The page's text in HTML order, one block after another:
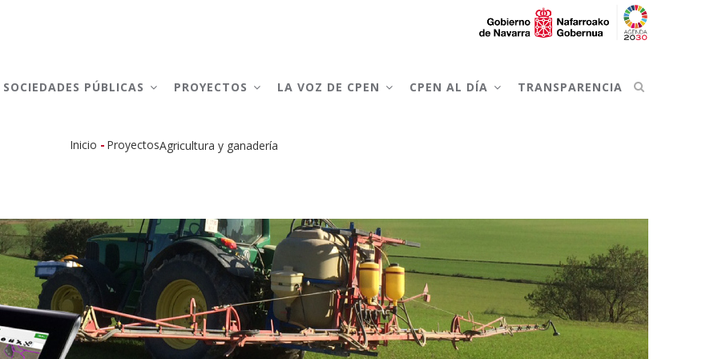
SOCIEDADES PÚBLICAS PROYECTOS LA VOZ DE CPEN CPEN AL DÍA TRANSPARENCIA
de
ayuda
a
la
Inicio - ProyectosAgricultura y ganadería